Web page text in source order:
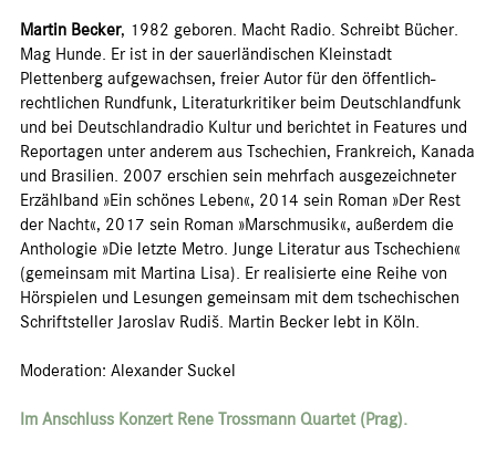
Martin Becker, 1982 geboren. Macht Radio. Schreibt Bücher.
Mag Hunde. Er ist in der sauerländischen Kleinstadt
Plettenberg aufgewachsen, freier Autor für den öffentlich-
rechtlichen Rundfunk, Literaturkritiker beim Deutschlandfunk
und bei Deutschlandradio Kultur und berichtet in Features und
Reportagen unter anderem aus Tschechien, Frankreich, Kanada
und Brasilien. 2007 erschien sein mehrfach ausgezeichneter
Erzählband »Ein schönes Leben«, 2014 sein Roman »Der Rest
der Nacht«, 2017 sein Roman »Marschmusik«, außerdem die
Anthologie »Die letzte Metro. Junge Literatur aus Tschechien«
(gemeinsam mit Martina Lisa). Er realisierte eine Reihe von
Hörspielen und Lesungen gemeinsam mit dem tschechischen
Schriftsteller Jaroslav Rudiš. Martin Becker lebt in Köln.
Moderation: Alexander Suckel
Im Anschluss Konzert Rene Trossmann Quartet (Prag).